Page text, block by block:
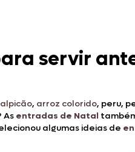
servir
, arroz colorido, peru,
As entradas de Natal
algumas ideias de